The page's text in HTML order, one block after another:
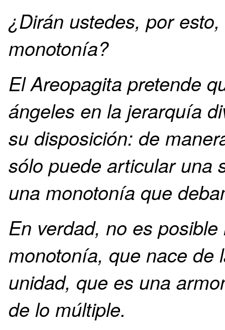
¿Dirán ustedes, por
monotonía?
El Areopagita pretende
ángeles en la jerarquía
su disposición: de
sólo puede articular una
una monotonía que
En verdad, no es
monotonía, que nace de
unidad, que es una
de lo múltiple.